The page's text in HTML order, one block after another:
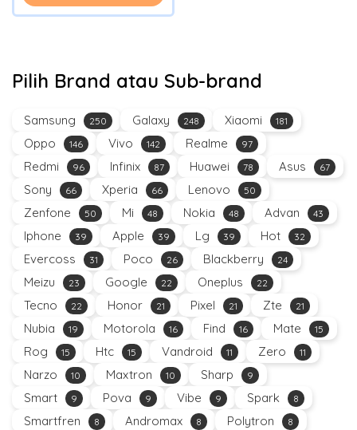
Pilih Brand atau Sub-brand
Samsung 250 Galaxy 248 Xiaomi 181
Oppo 146 Vivo 142 Realme 97
Redmi 96 Infinix 87 Huawei 78 Asus 67
Sony 66 Xperia 66 Lenovo 50
Zenfone 50 Mi 48 Nokia 48 Advan 43
Iphone 39 Apple 39 Lg 39 Hot 32
Evercoss 31 Poco 26 Blackberry 24
Meizu 23 Google 22 Oneplus 22
Tecno 22 Honor 21 Pixel 21 Zte 21
Nubia 19 Motorola 16 Find 16 Mate 15
Rog 15 Htc 15 Vandroid 11 Zero 11
Narzo 10 Maxtron 10 Sharp 9
Smart 9 Pova 9 Vibe 9 Spark 8
Smartfren 8 Andromax 8 Polytron 8